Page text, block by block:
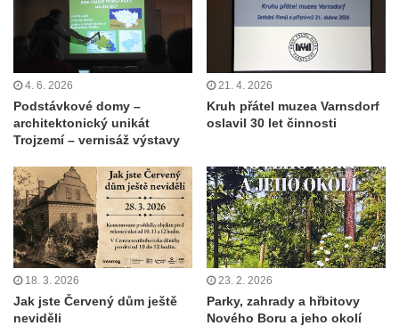
4. 6. 2026
Podstávkové domy –
architektonický unikát
Trojzemí – vernisáž výstavy
21. 4. 2026
Kruh přátel muzea Varnsdorf
oslavil 30 let činnosti
18. 3. 2026
Jak jste Červený dům ještě
neviděli
23. 2. 2026
Parky, zahrady a hřbitovy
Nového Boru a jeho okolí